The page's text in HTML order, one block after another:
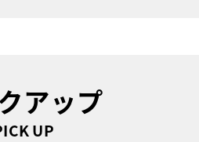
アップ
UP